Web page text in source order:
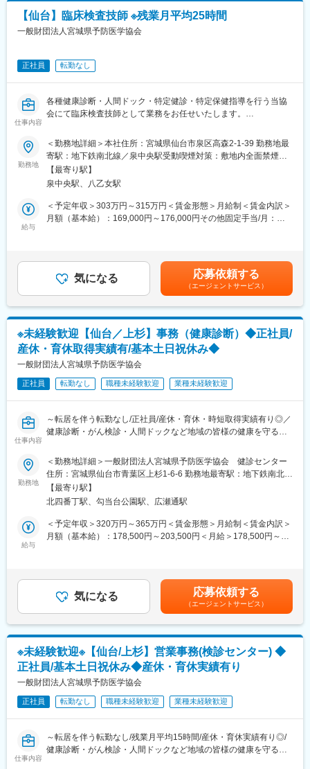
トやチェックシートを用いながら習熟度を測り、入社後1年程度で
一人で担当を持てるようになります。尚、その後も定期的に中途
変更の範囲：会社の定める業務
■組織構成：
営業員は９名体制になります。
■当協会について：
『お客様のニーズを迅速かつ的確に捉え、精度の高い検査技術を
もって、みなさまに喜ばれ信頼される健診をお届けする』がモッ
トーです。
【健康日本２１】の基本方針をふまえ、みなさまの健康づくりや
生涯にわたる健康管理のお手伝いをさせていただくために、みな
す。
変更の範囲：会社の定める業務
【仙台】臨床検査技師 ※残業月平均25時間
一般財団法人宮城県予防医学協会
正社員 転勤なし
仕事内容
各種健康診断・人間ドック・特定健診・特定保健指導を行う当協
会にて臨床検査技師として業務をお任せいたします。
■仕事内容：
・健康診断業務（巡回検診）
・心電図・心音図検査、尿検査、眼底検査など
■業務の特徴：
・検診バスにて宮城県内（一部県外あり）の各健診会場へ移動し
ま
・出張先により早出・残業あり（6時前に出発することもありま
す）
変更の範囲：会社の定める業務
勤務地
＜勤務地詳細＞本社住所：宮城県仙台市泉区高森2-1-39 勤務地最
寄駅：地下鉄南北線／泉中央駅受動喫煙対策：敷地内全面禁煙変
更の範囲：会社の定める事業所
【最寄り駅】
泉中央駅、八乙女駅
給与
＜予定年収＞303万円～315万円＜賃金形態＞月給制＜賃金内訳＞
月額（基本給）：169,000円～176,000円その他固定手当/月：
金額は選考を通じて上下する可能性があります。月給(月額)は固定
手当を含みます。
気になる 応募依頼する
（エージェントサービス）
※未経験歓迎【仙台／上杉】事務（健康診断）◆正社員/
産休・育休取得実績有/基本土日祝休み◆
一般財団法人宮城県予防医学協会
正社員 転勤なし 職種未経験歓迎 業種未経験歓迎
仕事内容
～転居を伴う転勤なし/正社員/産休・育休・時短取得実績有り◎／
健康診断・がん検診・人間ドックなど地域の皆様の健康を守る～
■職務内容について：
健診システムやExcel等を使用し健診結果の作成・確認を主に行い
ます
・健診受診者の属性などデータ管理
・健診データ入力・確認、結果作成等
・健診結果の発送業務等
・健診データなどの集計作業
■入社後の流れ：
OJT研修として既存社員と一緒に業務をこなし、徐々に覚えてい
■就業環境について：
ワークライフバランスを両立しながらはたらくことが可能です。
繁忙期の4月～11月は土曜日隔週出社となりますが、12～3月は完
全週休二日制となります。
■当協会について：
『お客様のニーズを迅速かつ的確に捉え、精度の高い検査技術を
もって、みなさまに喜ばれ信頼される健診をお届けする』が我々
のモットーです。
【健康日本２１】の基本方針をふまえ、みなさまの健康づくりや
勤務地
＜勤務地詳細＞一般財団法人宮城県予防医学協会 健診センター
住所：宮城県仙台市青葉区上杉1-6-6 勤務地最寄駅：地下鉄南北線
線／北四番丁駅受動喫煙対策：敷地内全面禁煙変更の範囲：会社
の定める事業所
【最寄り駅】
北四番丁駅、勾当台公園駅、広瀬通駅
給与
＜予定年収＞320万円～365万円＜賃金形態＞月給制＜賃金内訳＞
月額（基本給）：178,500円～203,500円＜月給＞178,500円～
金はあくまでも目安の金額であり、選考を通じて上下する可能性
があります。月給(月額)は固定手当を含めた表記です。
気になる 応募依頼する
（エージェントサービス）
※未経験歓迎※【仙台/上杉】営業事務(検診センター) ◆
正社員/基本土日祝休み◆産休・育休実績有り
一般財団法人宮城県予防医学協会
正社員 転勤なし 職種未経験歓迎 業種未経験歓迎
仕事内容
～転居を伴う転勤なし/残業月平均15時間/産休・育休実績有り◎/
健康診断・がん検診・人間ドックなど地域の皆様の健康を守る～